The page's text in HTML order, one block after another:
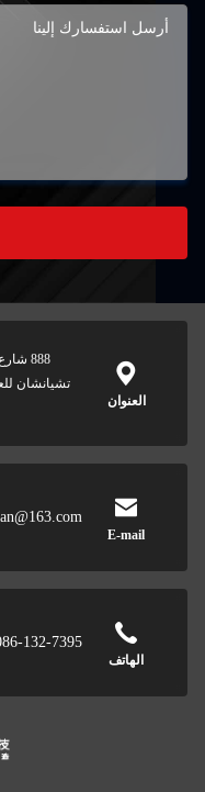
العنوان
تشيانشان
E-mail
الهاتف
132-7395 - 2362